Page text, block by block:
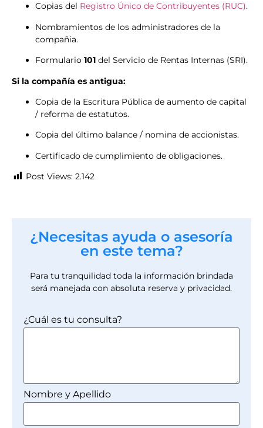
Copias del Registro Único de Contribuyentes (RUC).
Nombramientos de los administradores de la
compañia.
Formulario 101 del Servicio de Rentas Internas (SRI).
Si la compañía es antigua:
Copia de la Escritura Pública de aumento de capital
/ reforma de estatutos.
Copia del último balance / nomina de accionistas.
Certificado de cumplimiento de obligaciones.
Post Views: 2.142
¿Necesitas ayuda o asesoría
en este tema?
Para tu tranquilidad toda la información brindada
será manejada con absoluta reserva y privacidad.
¿Cuál es tu consulta?
Nombre y Apellido